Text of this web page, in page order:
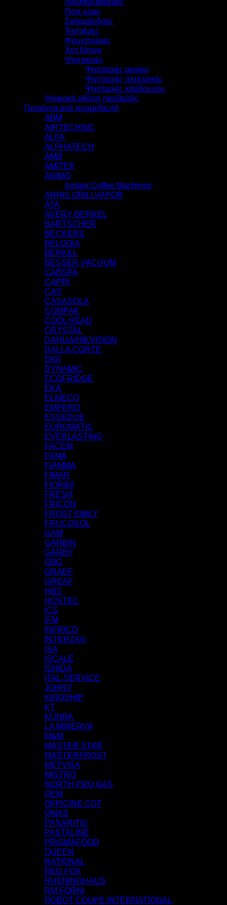
Ποπ κορν
Σαλαμάνδρες
Τοστιέρες
Φρυγανιέρες
Χοτ Ντογκ
Ψησταριές
Ψησταριές αερίου
Ψησταριές ηλεκτρικές
Ψησταριές κάρβουνου
Ψηφιακή οθόνη προβολής
Προϊόντα ανά προμηθευτή
ABM
AIRTECHNIC
ALFA
ALPHATECH
AMB
AMITEK
ANIMO
Instant Coffee Machines
ARRIS GRILLVAPOR
ATA
AVERY BERKEL
BARTSCHER
BECKERS
BELOGIA
BERKEL
BESSER VACUUM
CABSPA
CAPRI
CAS
CASASOLA
COMPAK
COOL HEAD
CRYSTAL
DAHUA/HIKVISION
DALLA CORTE
DIGI
DYNAMIC
ECOFRIDGE
EKA
ELMECO
EMPERO
ESSEDUE
EUROMATIC
EVERLASTING
FACEM
FAMA
FIAMMA
FIMAR
FIORINI
FRESH
FRICON
FROST EMILY
FRUCOSOL
GAM
GARBIN
GARBY
GBG
GRAEF
GREAF
HBS
HOSTEC
ICS
IFM
INFRICO
INTERZAG
ISA
ISCALE
ISHIDA
ITAL-SERVICE
JOHNY
KINGSHIP
KT
KUNBA
LA MINERVA
M&M
MASTER STAR
MASTERFROST
METVISA
MISTRO
NORTH PRO GAS
OEM
OFFICINE CGT
OMAS
PANARITIS
PASTALINE
PRISMAFOOD
QUEEN
RATIONAL
RED FOX
RHENINGHAUS
RM FORNI
ROBOT COUPE INTERNATIONAL